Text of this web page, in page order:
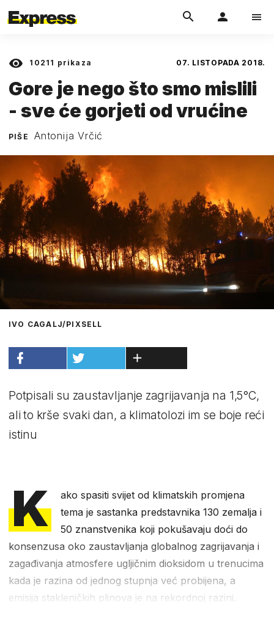
10211 prikaza 07. LISTOPADA 2018.
Gore je nego što smo mislili
- sve će gorjeti od vrućine
PIŠE Antonija Vrčić
IVO CAGALJ/PIXSELL
Potpisali su zaustavljanje zagrijavanja na 1,5°C,
ali to krše svaki dan, a klimatolozi im se boje reći
istinu
K
ako spasiti svijet od klimatskih promjena
tema je sastanka predstavnika 130 zemalja i
50 znanstvenika koji pokušavaju doći do
konsenzusa oko zaustavljanja globalnog zagrijavanja i
zagađivanja atmosfere ugljičnim dioksidom u trenucima
kada je razina od jednog stupnja već probijena, a
emisija stakleničkih plinova je na rekordnoj razini.